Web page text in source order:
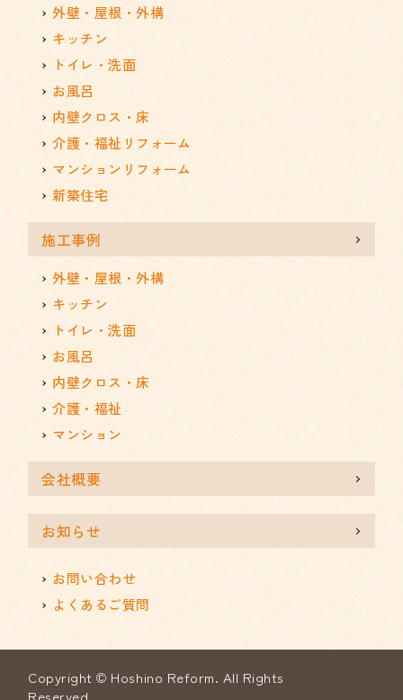
外壁・屋根・外構
キッチン
トイレ・洗面
お風呂
内壁クロス・床
介護・福祉リフォーム
マンションリフォーム
新築住宅
施工事例
外壁・屋根・外構
キッチン
トイレ・洗面
お風呂
内壁クロス・床
介護・福祉
マンション
会社概要
お知らせ
お問い合わせ
よくあるご質問
Copyright © Hoshino Reform. All Rights
Reserved.